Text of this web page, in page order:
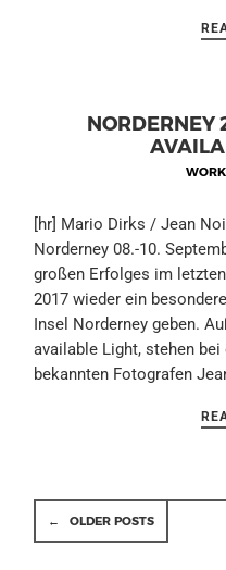
NORDERNEY
[hr] Mario Dirks / Jean
Norderney 08.-10.
großen Erfolges im
2017 wieder ein
Insel Norderney geben.
available Light, stehen
bekannten Fotografen
← OLDER POSTS